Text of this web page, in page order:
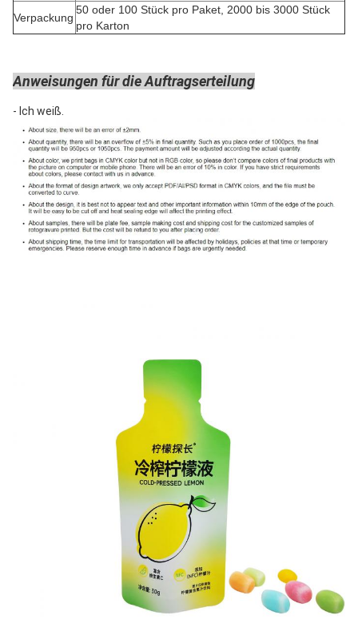
Verpackung
50 oder 100 Stück pro Paket, 2000 bis 3000 Stück
pro Karton
Anweisungen für die Auftragserteilung
- Ich weiß.